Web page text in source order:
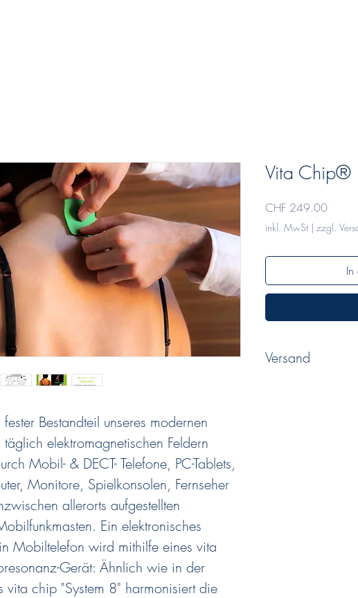
Bestandteil unseres modernen
elektromagnetischen Feldern
Mobil- & DECT- Telefone, PC-Tablets,
Monitore, Spielkonsolen, Fernseher
allerorts aufgestellten
Ein elektronisches
Mobiltelefon wird mithilfe eines vita
Gerät: Ähnlich wie in der
vita chip "System 8" harmonisiert die
Vita Chip®
CHF 249.00Preis
inkl. MwSt | zzgl.
Versand